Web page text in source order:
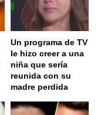
Un programa de TV
le hizo creer a una
niña que sería
reunida con su
madre perdida